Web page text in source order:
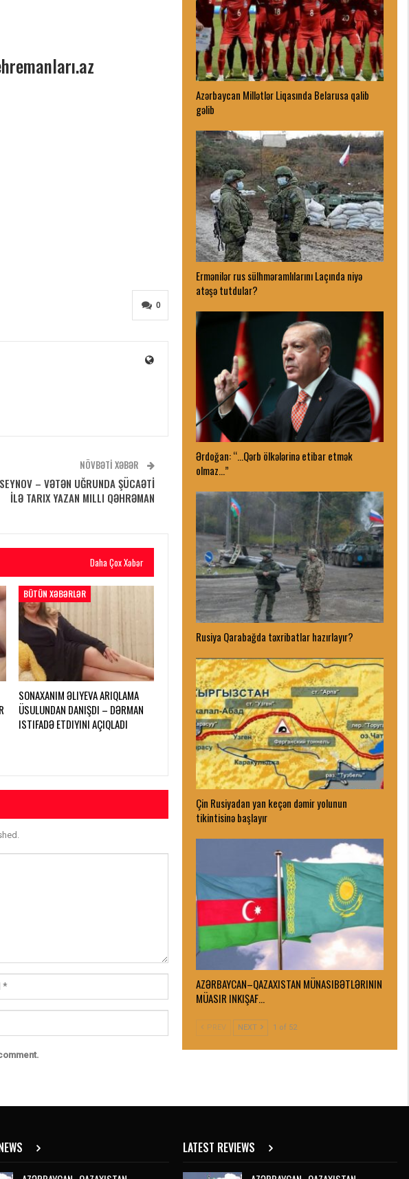
0
NÖVBƏTI XƏBƏR
– VƏTƏN UĞRUNDA ŞÜCAƏTİ
İLƏ TARIX YAZAN MILLI QƏHRƏMAN
Daha Çox Xəbər
BÜTÜN XƏBƏRLƏR
SONAXANIM ƏLIYEVA ARIQLAMA
ÜSULUNDAN DANIŞDI – DƏRMAN
ISTIFADƏ ETDIYINI AÇIQLADI
Azərbaycan Millətlər Liqasında Belarusa qalib
gəlib
Ermənilər rus sülhməramlılarını Laçında niyə
atəşə tutdular?
Ərdoğan: “…Qərb ölkələrinə etibar etmək
olmaz…”
Rusiya Qarabağda təxribatlar hazırlayır?
Çin Rusiyadan yan keçən dəmir yolunun
tikintisinə başlayır
AZƏRBAYCAN–QAZAXISTAN MÜNASIBƏTLƏRININ
MÜASIR INKIŞAF…
PREV NEXT 1 of 52
LATEST REVIEWS